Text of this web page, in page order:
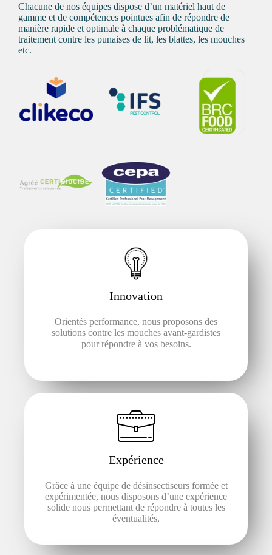
Chacune de nos équipes dispose d’un matériel haut de
gamme et de compétences pointues afin de répondre de
manière rapide et optimale à chaque problématique de
traitement contre les punaises de lit, les blattes, les mouches
etc.
Innovation
Orientés performance, nous proposons des
solutions contre les mouches avant-gardistes
pour répondre à vos besoins.
Expérience
Grâce à une équipe de désinsectiseurs formée et
expérimentée, nous disposons d’une expérience
solide nous permettant de répondre à toutes les
éventualités,